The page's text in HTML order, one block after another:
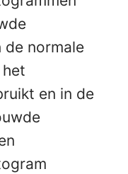
de normale
en in de